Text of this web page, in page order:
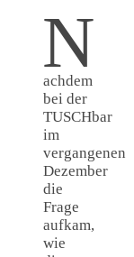
N
achdem
bei der
TUSCHbar
im
vergangenen
Dezember
die
Frage
aufkam,
wie